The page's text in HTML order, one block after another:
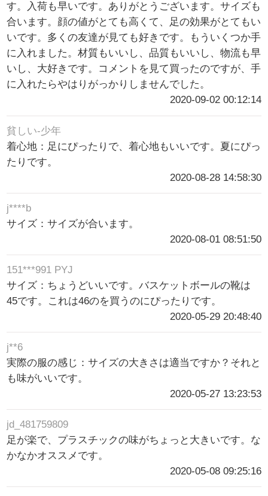
す。入荷も早いです。ありがとうございます。サイズも
合います。顔の値がとても高くて、足の効果がとてもい
いです。多くの友達が見ても好きです。もういくつか手
に入れました。材質もいいし、品質もいいし、物流も早
いし、大好きです。コメントを見て買ったのですが、手
に入れたらやはりがっかりしませんでした。
2020-09-02 00:12:14
貧しい-少年
着心地：足にぴったりで、着心地もいいです。夏にぴっ
たりです。
2020-08-28 14:58:30
j****b
サイズ：サイズが合います。
2020-08-01 08:51:50
151***991 PYJ
サイズ：ちょうどいいです。バスケットボールの靴は
45です。これは46のを買うのにぴったりです。
2020-05-29 20:48:40
j**6
実際の服の感じ：サイズの大きさは適当ですか？それと
も味がいいです。
2020-05-27 13:23:53
jd_481759809
足が楽で、プラスチックの味がちょっと大きいです。な
かなかオススメです。
2020-05-08 09:25:16